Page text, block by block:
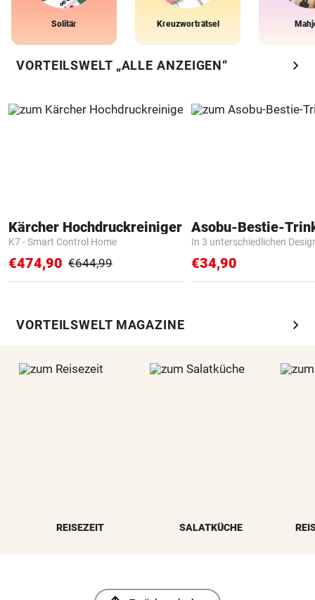
Solitär Kreuzworträtsel
VORTEILSWELT „ALLE ANZEIGEN“ chevron_right
Kärcher Hochdruckreiniger
K7 - Smart Control Home
€474,90 €644,99
Asobu-Bestie-
In 3 unterschiedlichen
€34,90
VORTEILSWELT MAGAZINE chevron_right
REISEZEIT SALATKÜCHE